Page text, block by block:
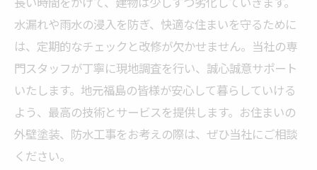
水漏れや雨水の浸入を防ぎ、快適な住まいを守るために
は、定期的なチェックと改修が欠かせません。当社の専
門スタッフが丁寧に現地調査を行い、誠心誠意サポート
いたします。地元福島の皆様が安心して暮らしていける
よう、最高の技術とサービスを提供します。お住まいの
外壁塗装、防水工事をお考えの際は、ぜひ当社にご相談
ください。